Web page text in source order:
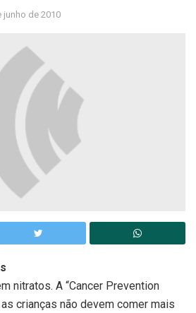
junho de 2010
nitratos. A “Cancer Prevention
crianças não devem comer mais